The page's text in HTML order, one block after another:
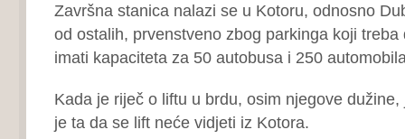
Završna stanica nalazi se u Kotoru, odnosno
od ostalih, prvenstveno zbog parkinga koji
imati kapaciteta za 50 autobusa i 250
Kada je riječ o liftu u brdu, osim njegove
je ta da se lift neće vidjeti iz Kotora.